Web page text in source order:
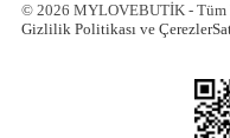
© 2026 MYLOVEBUTİK - Tüm
Gizlilik Politikası ve Çerezler